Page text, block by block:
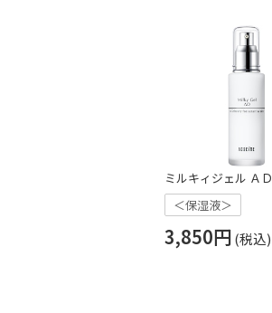
ミルキィジェル ＡＤ
＜保湿液＞
3,850円